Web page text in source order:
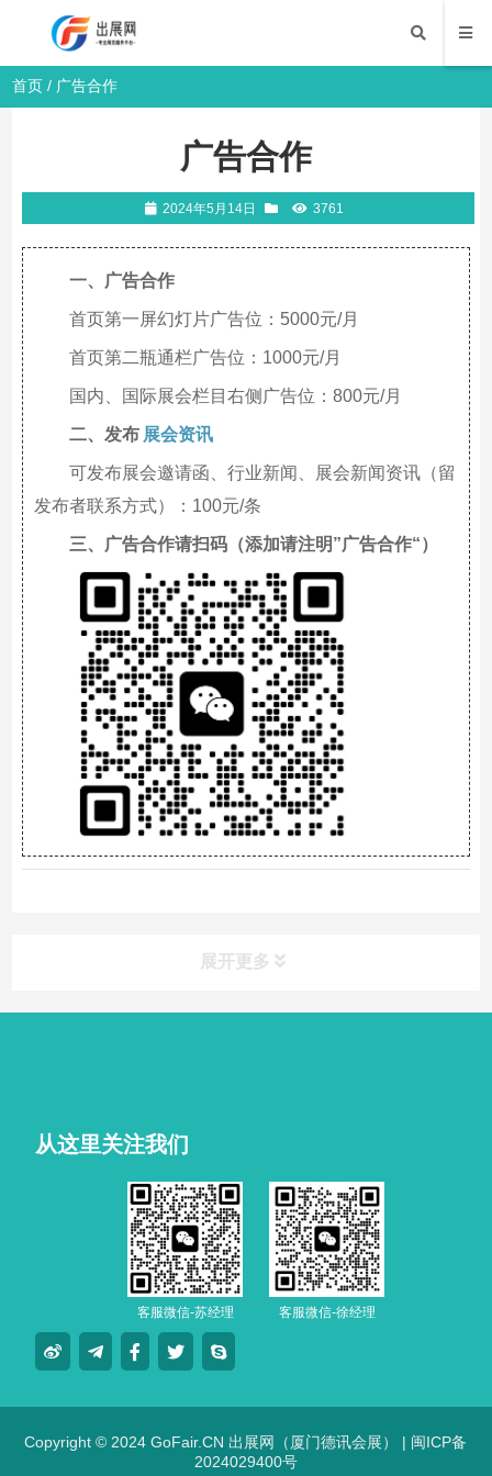
首页 / 广告合作
广告合作
2024年5月14日 3761
一、广告合作
首页第一屏幻灯片广告位：5000元/月
首页第二瓶通栏广告位：1000元/月
国内、国际展会栏目右侧广告位：800元/月
二、发布 展会资讯
可发布展会邀请函、行业新闻、展会新闻资讯（留
发布者联系方式）：100元/条
三、广告合作请扫码（添加请注明”广告合作“）
best neteller online casinos
展开更多
从这里关注我们
客服微信-苏经理 客服微信-徐经理
Copyright © 2024 GoFair.CN 出展网（厦门德讯会展） | 闽ICP备
2024029400号